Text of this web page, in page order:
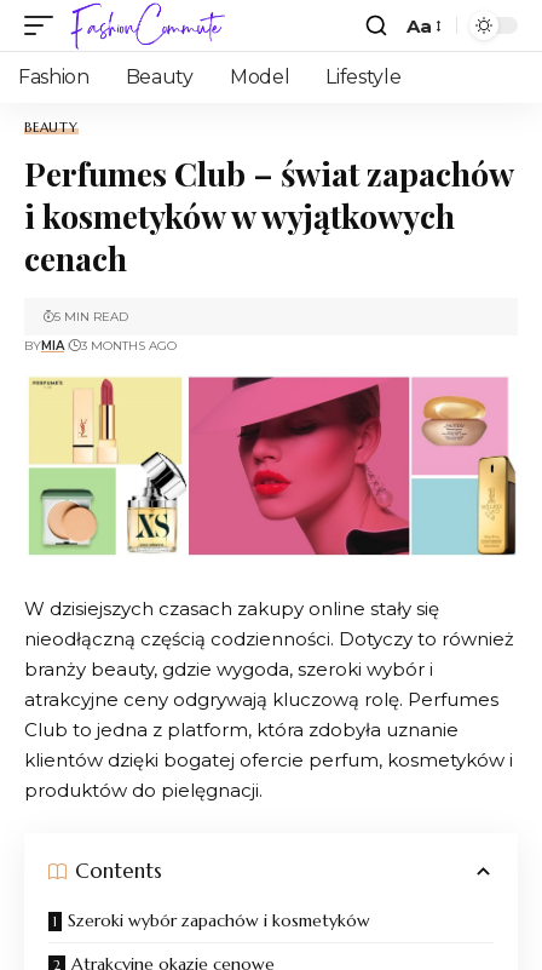
Aa
Fashion Beauty Model Lifestyle
BEAUTY
Perfumes Club – świat zapachów
i kosmetyków w wyjątkowych
cenach
BYMIA 3 MONTHS AGO
5 MIN READ
W dzisiejszych czasach zakupy online stały się
nieodłączną częścią codzienności. Dotyczy to również
branży beauty, gdzie wygoda, szeroki wybór i
atrakcyjne ceny odgrywają kluczową rolę. Perfumes
Club to jedna z platform, która zdobyła uznanie
klientów dzięki bogatej ofercie perfum, kosmetyków i
produktów do pielęgnacji.
Contents
Szeroki wybór zapachów i kosmetyków
Atrakcyjne okazje cenowe